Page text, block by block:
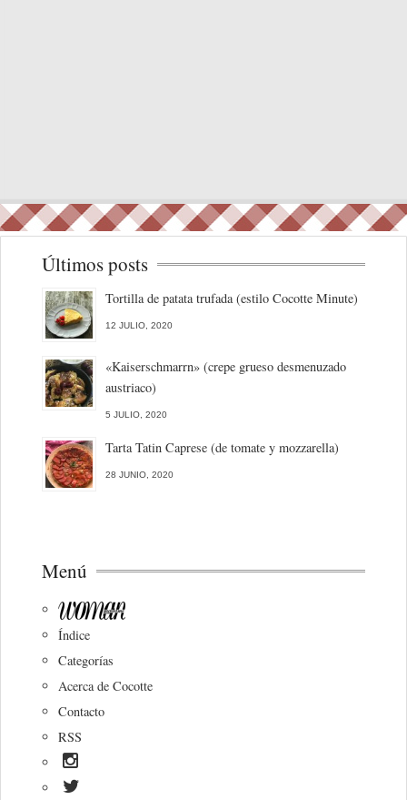
Últimos posts
Tortilla de patata trufada (estilo Cocotte Minute)
12 JULIO, 2020
«Kaiserschmarrn» (crepe grueso desmenuzado
austriaco)
5 JULIO, 2020
Tarta Tatin Caprese (de tomate y mozzarella)
28 JUNIO, 2020
Menú
Índice
Categorías
Acerca de Cocotte
Contacto
RSS